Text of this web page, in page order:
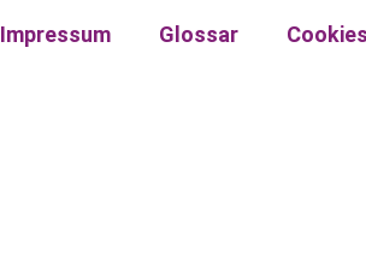
Impressum Glossar